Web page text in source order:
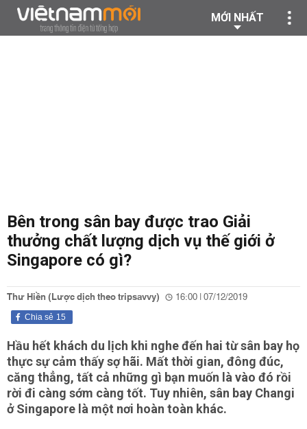
MỚI NHẤT
Bên trong sân bay được trao Giải
thưởng chất lượng dịch vụ thế giới ở
Singapore có gì?
Thư Hiền (Lược dịch theo tripsavvy) 16:00 | 07/12/2019
15
Chia sẻ
Hầu hết khách du lịch khi nghe đến hai từ sân bay họ
thực sự cảm thấy sợ hãi. Mất thời gian, đông đúc,
căng thẳng, tất cả những gì bạn muốn là vào đó rồi
rời đi càng sớm càng tốt. Tuy nhiên, sân bay Changi
ở Singapore là một nơi hoàn toàn khác.